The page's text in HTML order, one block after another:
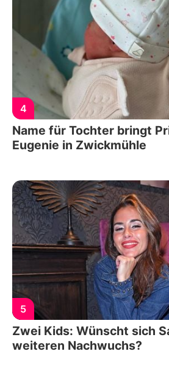
4
Name für Tochter bringt
Eugenie in Zwickmühle
5
Zwei Kids: Wünscht sich
weiteren Nachwuchs?